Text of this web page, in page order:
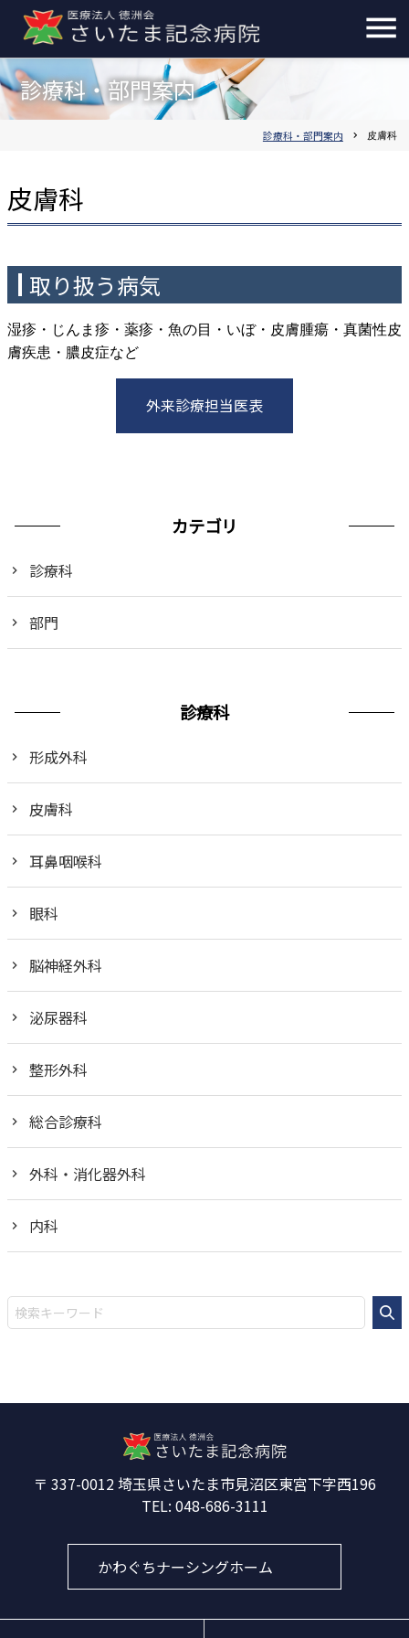
診療科・部門案内
診療科・部門案内 chevron_right 皮膚科
皮膚科
取り扱う病気
湿疹・じんま疹・薬疹・魚の目・いぼ・皮膚腫瘍・真菌性皮
膚疾患・膿皮症など
外来診療担当医表
カテゴリ
診療科
部門
診療科
形成外科
皮膚科
耳鼻咽喉科
眼科
脳神経外科
泌尿器科
整形外科
総合診療科
外科・消化器外科
内科
337-0012埼玉県さいたま市見沼区東宮下字西196
048-686-3111
かわぐちナーシングホーム